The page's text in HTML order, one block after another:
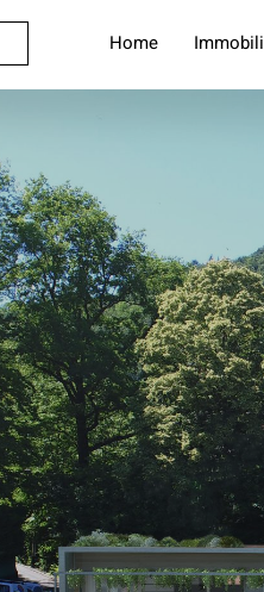
Home Immobili